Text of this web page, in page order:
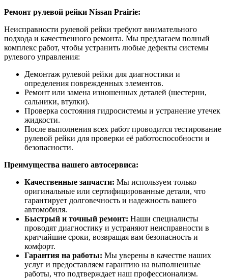
Ремонт рулевой рейки Nissan Prairie:
Неисправности рулевой рейки требуют внимательного
подхода и качественного ремонта. Мы предлагаем полный
комплекс работ, чтобы устранить любые дефекты системы
рулевого управления:
Демонтаж рулевой рейки для диагностики и
определения поврежденных элементов.
Ремонт или замена изношенных деталей (шестерни,
сальники, втулки).
Проверка состояния гидросистемы и устранение утечек
жидкости.
После выполнения всех работ проводится тестирование
рулевой рейки для проверки её работоспособности и
безопасности.
Преимущества нашего автосервиса:
Качественные запчасти: Мы используем только
оригинальные или сертифицированные детали, что
гарантирует долговечность и надежность вашего
автомобиля.
Быстрый и точный ремонт: Наши специалисты
проводят диагностику и устраняют неисправности в
кратчайшие сроки, возвращая вам безопасность и
комфорт.
Гарантия на работы: Мы уверены в качестве наших
услуг и предоставляем гарантию на выполненные
работы, что подтверждает наш профессионализм.